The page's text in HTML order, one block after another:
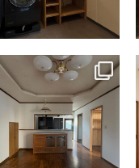
tomohouseinc
4月 9